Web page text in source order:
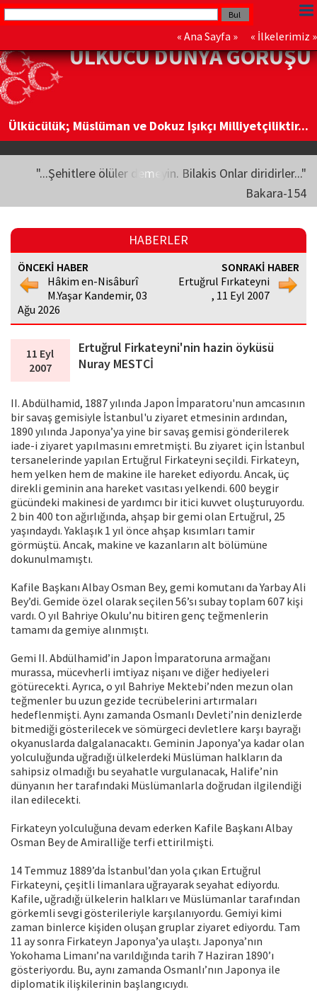
« Ana Sayfa » « İlkelerimiz »
ÜLKÜCÜ DÜNYA GÖRÜŞÜ
Ülkücülük; Müslüman ve Dokuz Işıkçı Milliyetçiliktir...
"...Şehitlere ölüler demeyin. Bilakis Onlar diridirler..."
Bakara-154
HABERLER
ÖNCEKİ HABER
Hâkim en-Nisâburî
M.Yaşar Kandemir, 03
Ağu 2026
SONRAKİ HABER
Ertuğrul Fırkateyni
, 11 Eyl 2007
11 Eyl
2007
Ertuğrul Firkateyni'nin hazin öyküsü
Nuray MESTCİ
II. Abdülhamid, 1887 yılında Japon İmparatoru'nun amcasının
bir savaş gemisiyle İstanbul'u ziyaret etmesinin ardından,
1890 yılında Japonya’ya yine bir savaş gemisi gönderilerek
iade-i ziyaret yapılmasını emretmişti. Bu ziyaret için İstanbul
tersanelerinde yapılan Ertuğrul Firkateyni seçildi. Firkateyn,
hem yelken hem de makine ile hareket ediyordu. Ancak, üç
direkli geminin ana hareket vasıtası yelkendi. 600 beygir
gücündeki makinesi de yardımcı bir itici kuvvet oluşturuyordu.
2 bin 400 ton ağırlığında, ahşap bir gemi olan Ertuğrul, 25
yaşındaydı. Yaklaşık 1 yıl önce ahşap kısımları tamir
görmüştü. Ancak, makine ve kazanların alt bölümüne
dokunulmamıştı.
Kafile Başkanı Albay Osman Bey, gemi komutanı da Yarbay Ali
Bey’di. Gemide özel olarak seçilen 56’sı subay toplam 607 kişi
vardı. O yıl Bahriye Okulu’nu bitiren genç teğmenlerin
tamamı da gemiye alınmıştı.
Gemi II. Abdülhamid’in Japon İmparatoruna armağanı
murassa, mücevherli imtiyaz nişanı ve diğer hediyeleri
götürecekti. Ayrıca, o yıl Bahriye Mektebi’nden mezun olan
teğmenler bu uzun gezide tecrübelerini artırmaları
hedeflenmişti. Aynı zamanda Osmanlı Devleti’nin denizlerde
bitmediği gösterilecek ve sömürgeci devletlere karşı bayrağı
okyanuslarda dalgalanacaktı. Geminin Japonya’ya kadar olan
yolculuğunda uğradığı ülkelerdeki Müslüman halkların da
sahipsiz olmadığı bu seyahatle vurgulanacak, Halife’nin
dünyanın her tarafındaki Müslümanlarla doğrudan ilgilendiği
ilan edilecekti.
Firkateyn yolculuğuna devam ederken Kafile Başkanı Albay
Osman Bey de Amiralliğe terfi ettirilmişti.
14 Temmuz 1889’da İstanbul’dan yola çıkan Ertuğrul
Firkateyni, çeşitli limanlara uğrayarak seyahat ediyordu.
Kafile, uğradığı ülkelerin halkları ve Müslümanlar tarafından
görkemli sevgi gösterileriyle karşılanıyordu. Gemiyi kimi
zaman binlerce kişiden oluşan gruplar ziyaret ediyordu. Tam
11 ay sonra Firkateyn Japonya’ya ulaştı. Japonya’nın
Yokohama Limanı’na varıldığında tarih 7 Haziran 1890’ı
gösteriyordu. Bu, aynı zamanda Osmanlı’nın Japonya ile
diplomatik ilişkilerinin başlangıcıydı.